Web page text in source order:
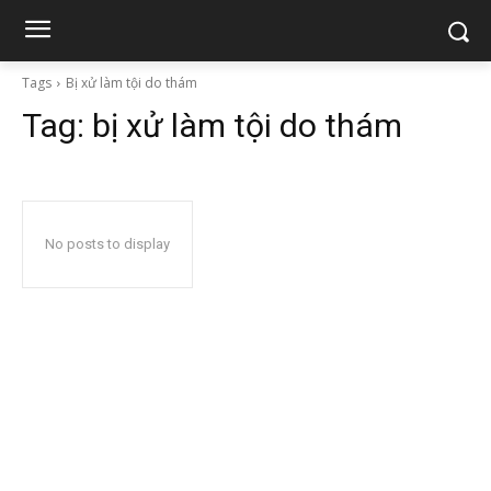
Tags Bị xử làm tội do thám
Tag: bị xử làm tội do thám
No posts to display